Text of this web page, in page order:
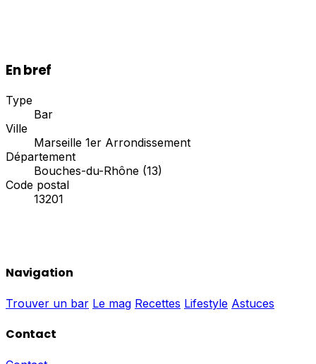
En bref
Type
Bar
Ville
Marseille 1er Arrondissement
Département
Bouches-du-Rhône (13)
Code postal
13201
Navigation
Trouver un bar Le mag Recettes Lifestyle Astuces
Contact